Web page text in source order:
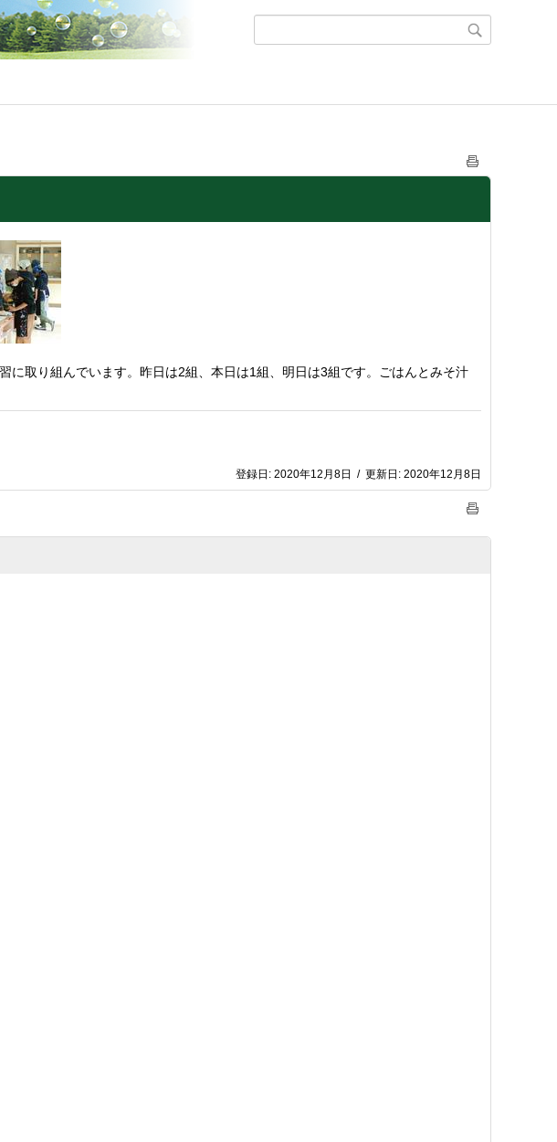
取り組んでいます。昨日は2組、本日は1組、明日は3組です。ごはんとみそ汁
登録日: 2020年12月8日 / 更新日: 2020年12月8日